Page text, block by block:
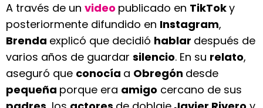
A través de un video publicado en TikToky
posteriormente difundido en Instagram,
Brenda explicó que decidió hablar después de
varios años de guardar silencio. En su relato,
aseguró que conocía a Obregón desde
pequeña porque era amigo cercano de sus